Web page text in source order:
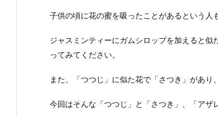
子供の頃に花の蜜を吸ったことがあるという人
ジャスミンティーにガムシロップを加えると
ってみてください。
また、「つつじ」に似た花で「さつき」があり
今回はそんな「つつじ」と「さつき」、「アザ